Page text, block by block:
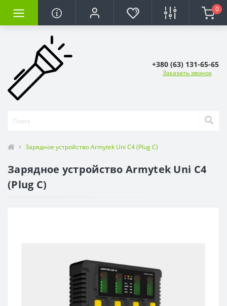
0
+380 (63) 131-65-65
Заказать звонок
Зарядное устройство Armytek Uni C4 (Plug C)
Зарядное устройство Armytek Uni C4
(Plug C)